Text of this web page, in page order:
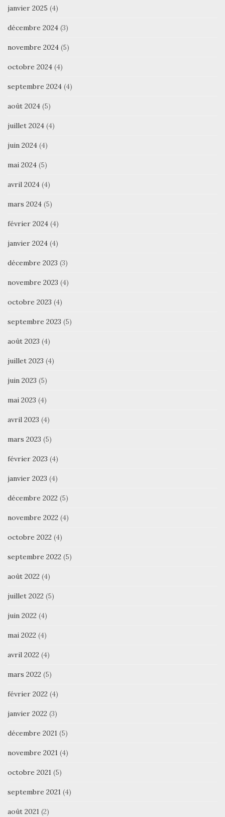
janvier 2025 (4)
décembre 2024 (3)
novembre 2024 (5)
octobre 2024 (4)
septembre 2024 (4)
août 2024 (5)
juillet 2024 (4)
juin 2024 (4)
mai 2024 (5)
avril 2024 (4)
mars 2024 (5)
février 2024 (4)
janvier 2024 (4)
décembre 2023 (3)
novembre 2023 (4)
octobre 2023 (4)
septembre 2023 (5)
août 2023 (4)
juillet 2023 (4)
juin 2023 (5)
mai 2023 (4)
avril 2023 (4)
mars 2023 (5)
février 2023 (4)
janvier 2023 (4)
décembre 2022 (5)
novembre 2022 (4)
octobre 2022 (4)
septembre 2022 (5)
août 2022 (4)
juillet 2022 (5)
juin 2022 (4)
mai 2022 (4)
avril 2022 (4)
mars 2022 (5)
février 2022 (4)
janvier 2022 (3)
décembre 2021 (5)
novembre 2021 (4)
octobre 2021 (5)
septembre 2021 (4)
août 2021 (2)